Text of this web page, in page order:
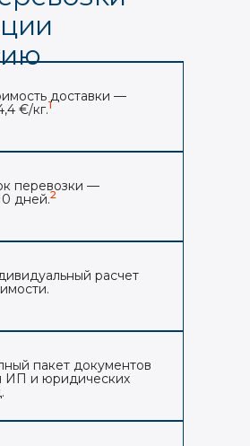
доставки —
€/кг.1
перевозки —
дней.2
расчет
пакет документов
ИП и юридических